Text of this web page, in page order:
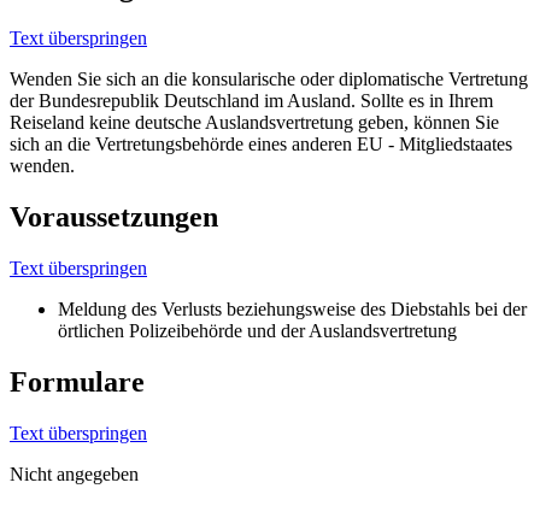
Text überspringen
Wenden Sie sich an die konsularische oder diplomatische Vertretung
der Bundesrepublik Deutschland im Ausland. Sollte es in Ihrem
Reiseland keine deutsche Auslandsvertretung geben, können Sie
sich an die Vertretungsbehörde eines anderen EU - Mitgliedstaates
wenden.
Voraussetzungen
Text überspringen
Meldung des Verlusts beziehungsweise des Diebstahls bei der
örtlichen Polizeibehörde und der Auslandsvertretung
Formulare
Text überspringen
Nicht angegeben